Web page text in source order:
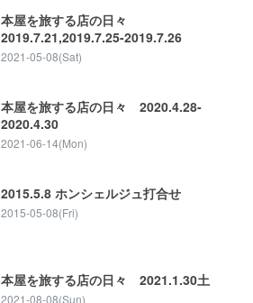
本屋を旅する店の日々
2019.7.21,2019.7.25-2019.7.26
2021-05-08(Sat)
本屋を旅する店の日々 2020.4.28-
2020.4.30
2021-06-14(Mon)
2015.5.8 ホンシェルジュ打合せ
2015-05-08(Fri)
本屋を旅する店の日々 2021.1.30土
2021-08-08(Sun)